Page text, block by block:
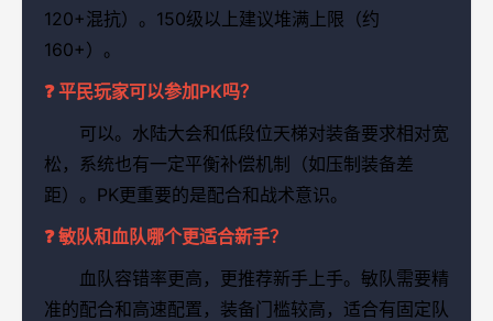
120+混抗）。150级以上建议堆满上限（约
160+）。
❓ 平民玩家可以参加PK吗？
可以。水陆大会和低段位天梯对装备要求相对宽
松，系统也有一定平衡补偿机制（如压制装备差
距）。PK更重要的是配合和战术意识。
❓ 敏队和血队哪个更适合新手？
血队容错率更高，更推荐新手上手。敏队需要精
准的配合和高速配置，装备门槛较高，适合有固定队